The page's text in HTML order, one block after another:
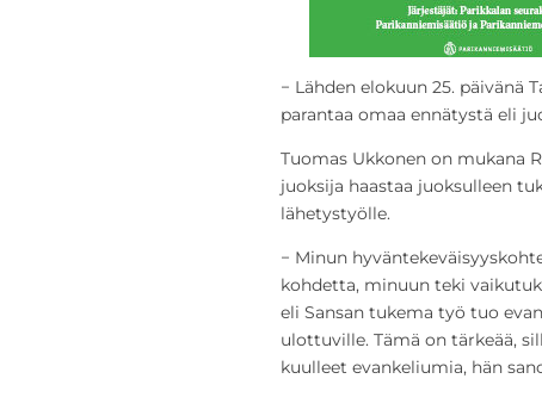
− Lähden elokuun 25. päivänä
parantaa omaa ennätystä eli
Tuomas Ukkonen on mukana
juoksija haastaa juoksulleen
lähetystyölle.
− Minun
kohdetta, minuun teki
eli Sansan tukema työ tuo
ulottuville. Tämä on tärkeää,
kuulleet evankeliumia, hän